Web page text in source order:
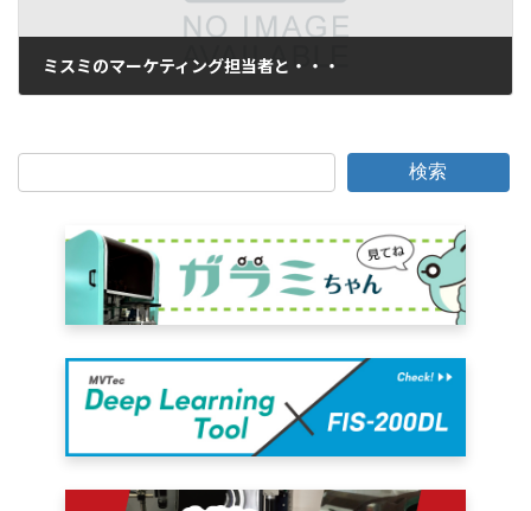
ミスミのマーケティング担当者と・・・
検索